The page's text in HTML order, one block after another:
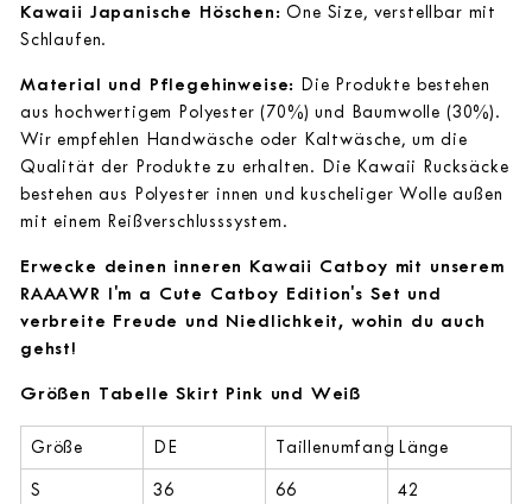
Kawaii Japanische Höschen: One Size, verstellbar mit
Schlaufen.
Material und Pflegehinweise: Die Produkte bestehen
aus hochwertigem Polyester (70%) und Baumwolle (30%).
Wir empfehlen Handwäsche oder Kaltwäsche, um die
Qualität der Produkte zu erhalten. Die Kawaii Rucksäcke
bestehen aus Polyester innen und kuscheliger Wolle außen
mit einem Reißverschlusssystem.
Erwecke deinen inneren Kawaii Catboy mit unserem
RAAAWR I'm a Cute Catboy Edition's Set und
verbreite Freude und Niedlichkeit, wohin du auch
gehst!
Größen Tabelle Skirt Pink und Weiß
Größe DE Taillenumfang Länge
S
36 66
42